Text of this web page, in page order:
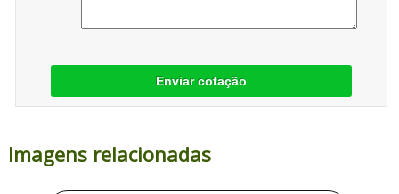
Enviar cotação
Imagens relacionadas